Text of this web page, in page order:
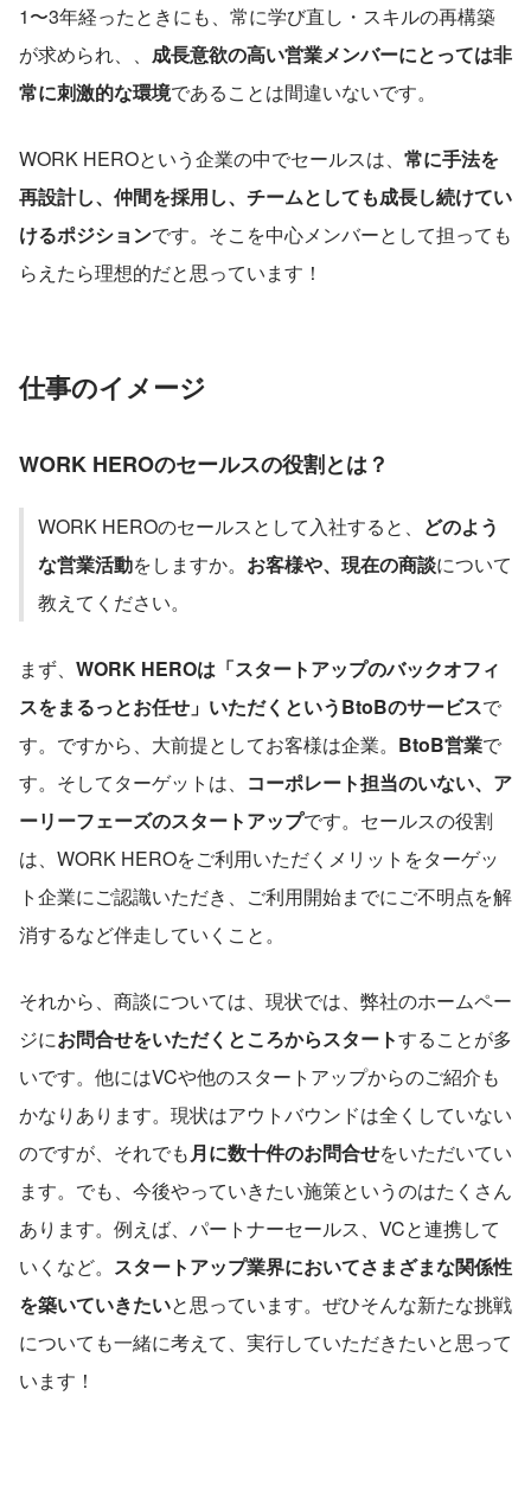
1〜3年経ったときにも、常に学び直し・スキルの再構築
が求められ、、 成長意欲の高い営業メンバーにとっては非
常に刺激的な環境であることは間違いないです。
WORK HEROという企業の中でセールスは、 常に手法を
再設計し、仲間を採用し、チームとしても成長し続けてい
けるポジションです。そこを中心メンバーとして担っても
らえたら理想的だと思っています！
仕事のイメージ
WORK HEROのセールスの役割とは？
WORK HEROのセールスとして入社すると、 どのよう
な営業活動をしますか。 お客様や、現在の商談について
教えてください。
まず、 WORK HEROは「スタートアップのバックオフィ
スをまるっとお任せ」いただくというBtoBのサービスで
す。ですから、大前提としてお客様は企業。 BtoB営業で
す。そしてターゲットは、 コーポレート担当のいない、ア
ーリーフェーズのスタートアップです。セールスの役割
は、WORK HEROをご利用いただくメリットをターゲッ
ト企業にご認識いただき、ご利用開始までにご不明点を解
消するなど伴走していくこと。
それから、商談については、現状では、弊社のホームペー
ジにお問合せをいただくところからスタートすることが多
いです。他にはVCや他のスタートアップからのご紹介も
かなりあります。現状はアウトバウンドは全くしていない
のですが、それでも月に数十件のお問合せをいただいてい
ます。でも、今後やっていきたい施策というのはたくさん
あります。例えば、パートナーセールス、VCと連携して
いくなど。 スタートアップ業界においてさまざまな関係性
を築いていきたいと思っています。ぜひそんな新たな挑戦
についても一緒に考えて、実行していただきたいと思って
います！